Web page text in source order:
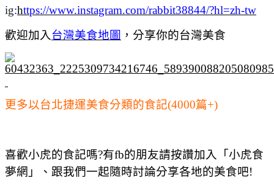
ig:https://www.instagram.com/rabbit38844/?hl=zh-tw
歡迎加入 台灣美食地圖 ， 分享你的台灣美食
更多以台北捷運美食分類的食記(4000篇+)
喜歡小虎的食記嗎?有fb的朋友請按讚加入「小虎食
夢網」、跟我們一起隨時討論分享各地的美食吧!